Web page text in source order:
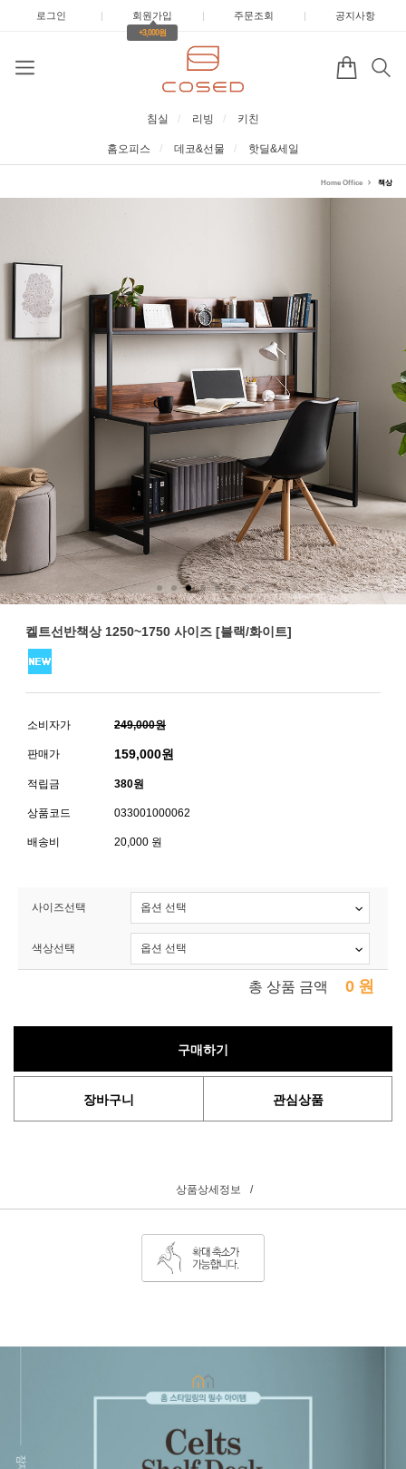
로그인 | 회원가입 |
+3,000원
주문조회 | 공지사항
침실 리빙 키친
홈오피스 데코&선물 핫딜&세일
Home Office 책상
켈트선반책상 1250~1750 사이즈 [블랙/화이트]
소비자가 249,000원
판매가 159,000원
적립금 380원
상품코드 033001000062
배송비 20,000 원
사이즈선택
색상선택
총 상품 금액 0 원
구매하기
장바구니 관심상품
상품상세정보